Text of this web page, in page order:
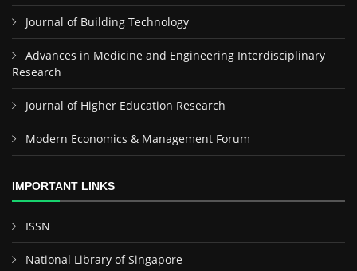
Journal of Building Technology
Advances in Medicine and Engineering Interdisciplinary
Research
Journal of Higher Education Research
Modern Economics & Management Forum
IMPORTANT LINKS
ISSN
National Library of Singapore